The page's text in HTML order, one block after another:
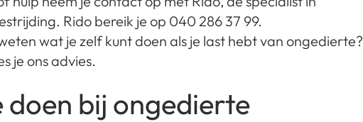
Rido bereik je op 040 286 37 99.
wat je zelf kunt doen als je last hebt van ongedierte?
je ons advies.
doen bij ongedierte